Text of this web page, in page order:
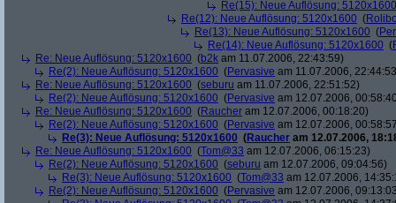
Re(15): Neue Auflösung: 5120x1600
Re(12): Neue Auflösung: 5120x1600 (
Re(13): Neue Auflösung: 5120x1600 (
Re(14): Neue Auflösung: 5120x1600 (
Re: Neue Auflösung: 5120x1600 (b2k am 11.07.2006, 22:43:59)
Re(2): Neue Auflösung: 5120x1600 (Pervasive am 11.07.2006,
Re: Neue Auflösung: 5120x1600 (seburu am 11.07.2006, 22:51:52)
Re(2): Neue Auflösung: 5120x1600 (Pervasive am 12.07.2006,
Re: Neue Auflösung: 5120x1600 (Raucher am 12.07.2006, 00:18:20)
Re(2): Neue Auflösung: 5120x1600 (Pervasive am 12.07.2006,
Re(3): Neue Auflösung: 5120x1600 (Raucher am 12.07.2006,
Re: Neue Auflösung: 5120x1600 (Tom@33 am 12.07.2006, 06:15:23)
Re(2): Neue Auflösung: 5120x1600 (seburu am 12.07.2006, 09:04:56)
Re(3): Neue Auflösung: 5120x1600 (Tom@33 am 12.07.2006,
Re(2): Neue Auflösung: 5120x1600 (Pervasive am 12.07.2006,